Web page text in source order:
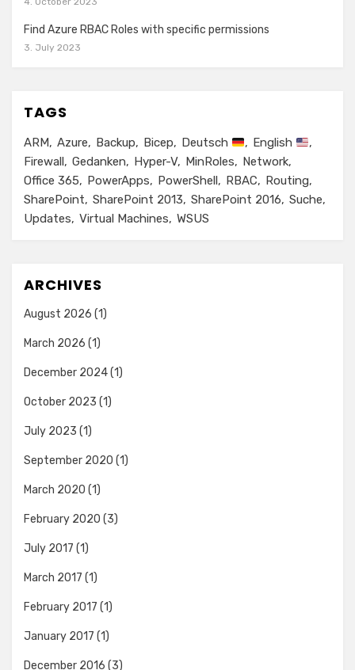
Find Azure RBAC Roles with specific permissions
3. July 2023
TAGS
ARM Azure Backup Bicep Deutsch
English
Firewall
Gedanken Hyper-V MinRoles
Network
Office 365
PowerApps PowerShell RBAC
Routing
SharePoint
SharePoint 2013 SharePoint 2016
Suche
Updates
Virtual Machines WSUS
ARCHIVES
August 2026 (1)
March 2026 (1)
December 2024(1)
October 2023 (1)
July 2023 (1)
September 2020 (1)
March 2020 (1)
February 2020 (3)
July 2017 (1)
March 2017 (1)
February 2017 (1)
January 2017 (1)
December 2016 (3)